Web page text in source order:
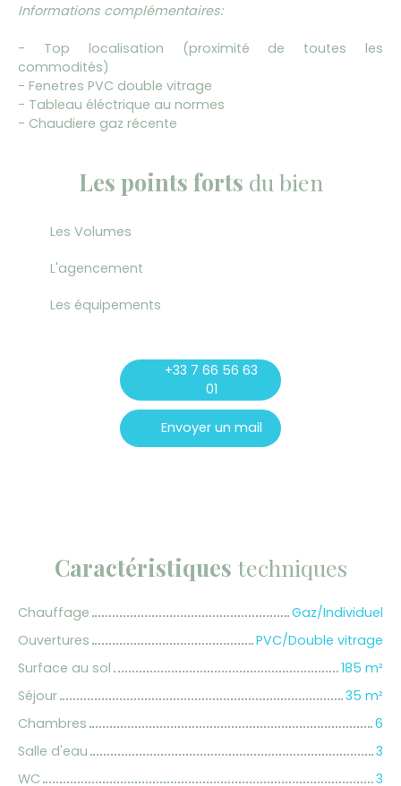
Informations complémentaires:
- Top localisation (proximité de toutes les
commodités)
- Fenetres PVC double vitrage
- Tableau éléctrique au normes
- Chaudiere gaz récente
Les points forts du bien
Les Volumes
L'agencement
Les équipements
+33 7 66 56 63
01
Envoyer un mail
Caractéristiques techniques
Chauffage
Gaz/Individuel
Ouvertures
PVC/Double vitrage
Surface au sol
185 m²
Séjour
35 m²
Chambres
6
Salle d'eau
3
WC
3